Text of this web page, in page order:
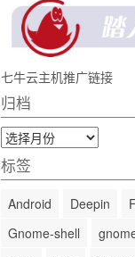
七牛云主机推广链接
归档
归
档
标签
Android Deepin
Gnome-shell